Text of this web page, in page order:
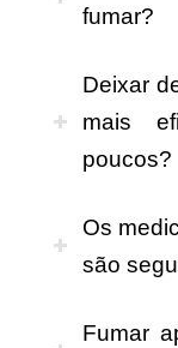
fumar?
Deixar
mais
poucos?
Os
são
Fumar